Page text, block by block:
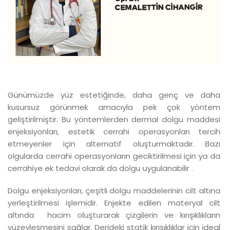
Günümüzde yüz estetiğinde, daha genç ve daha
kusursuz görünmek amacıyla pek çok yöntem
geliştirilmiştir. Bu yöntemlerden dermal dolgu maddesi
enjeksiyonları, estetik cerrahi operasyonları tercih
etmeyenler için alternatif oluşturmaktadır. Bazı
olgularda cerrahi operasyonların geciktirilmesi için ya da
cerrahiye ek tedavi olarak da dolgu uygulanabilir .
Dolgu enjeksiyonları, çeşitli dolgu maddelerinin cilt altına
yerleştirilmesi işlemidir. Enjekte edilen materyal cilt
altında hacim oluşturarak çizgilerin ve kırışıklıkların
yüzeyleşmesini sağlar. Derideki statik kırışıklıklar için ideal